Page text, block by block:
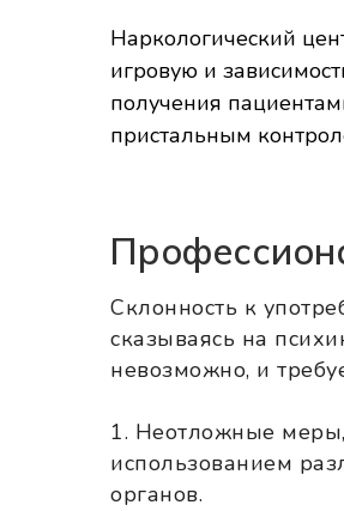
Наркологический
игровую и
получения
пристальным
Склонность к
сказываясь на
невозможно, и
1. Неотложные меры,
использованием
органов.